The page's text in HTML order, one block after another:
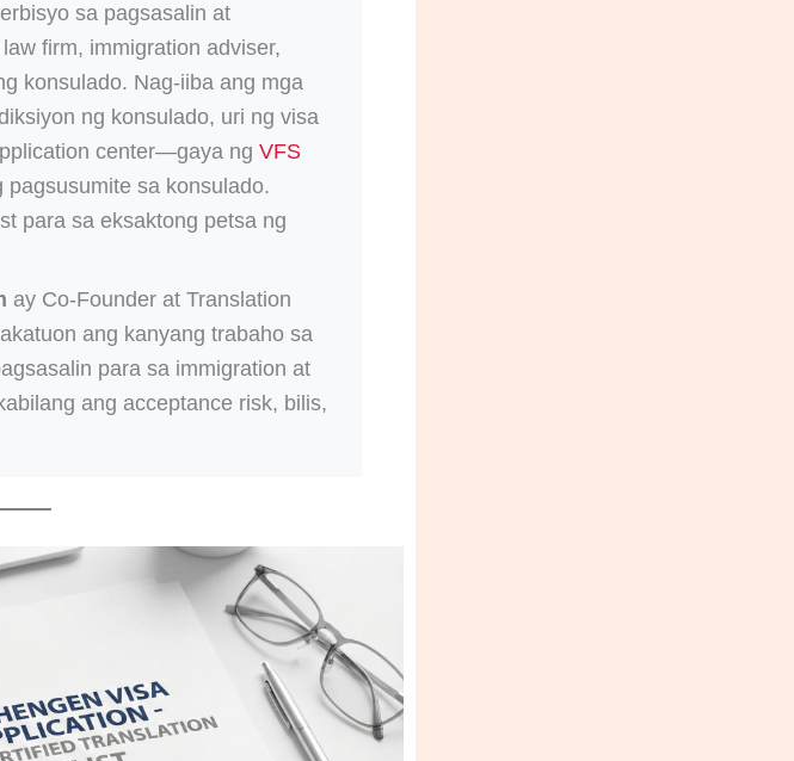
sa pagsasalin at
firm, immigration adviser,
konsulado. Nag-iiba ang mga
ng konsulado, uri ng visa
center—gaya ng VFS
pagsusumite sa konsulado.
para sa eksaktong petsa ng
ay Co-Founder at Translation
ang kanyang trabaho sa
para sa immigration at
ang acceptance risk, bilis,